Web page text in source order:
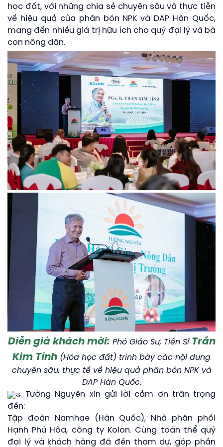
học đất, với những chia sẻ chuyên sâu và thực tiễn
về hiệu quả của phân bón NPK và DAP Hàn Quốc,
mang đến nhiều giá trị hữu ích cho quý đại lý và bà
con nông dân.
Diễn giả khách mời: Phó Giáo Sư, Tiến Sĩ Trần
Kim Tính (Hóa học đất) trình bày các nội dung
chuyên sâu, thực tế về hiệu quả phân bón NPK và
DAP Hàn Quốc.
Tường Nguyên xin gửi lời cảm ơn trân trọng
đến:
Tập đoàn Namhae (Hàn Quốc), Nhà phân phối
Hạnh Phú Hòa, công ty Kolon. Cùng toàn thể quý
đại lý và khách hàng đã đến tham dự, góp phần